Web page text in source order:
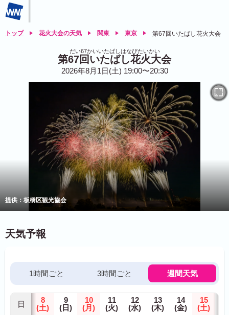
トップ 花火大会の天気 関東 東京 第67回いたばし花火大会
だい67かいいたばしはなびたいかい
第67回いたばし花火大会
2026年8月1日(土) 19:00〜20:30
提供：板橋区観光協会
天気予報
1時間ごと 3時間ごと 週間天気
日
8
(土)
9
(日)
10
(月)
11
(火)
12
(水)
13
(木)
14
(金)
15
(土)